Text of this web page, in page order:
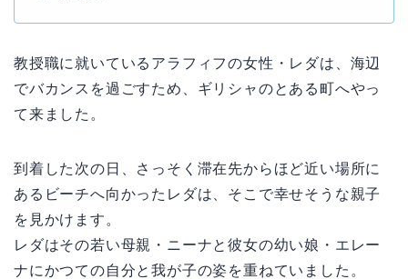
教授職に就いているアラフィフの女性・レダは、海辺
でバカンスを過ごすため、ギリシャのとある町へやっ
て来ました。
到着した次の日、さっそく滞在先からほど近い場所に
あるビーチへ向かったレダは、そこで幸せそうな親子
を見かけます。
レダはその若い母親・ニーナと彼女の幼い娘・エレー
ナにかつての自分と我が子の姿を重ねていました。